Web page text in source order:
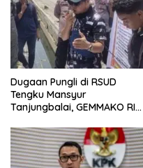
Dugaan Pungli di RSUD
Tengku Mansyur
Tanjungbalai, GEMMAKO RI
Tuntas